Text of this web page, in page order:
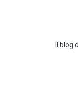
Il